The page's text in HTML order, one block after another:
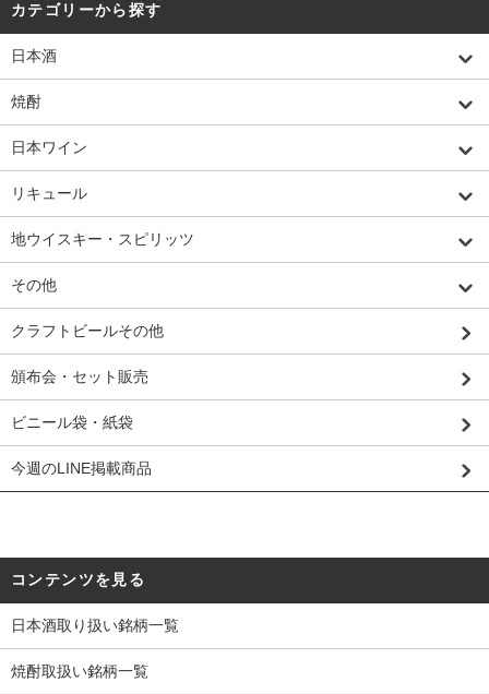
カテゴリーから探す
日本酒
焼酎
日本ワイン
リキュール
地ウイスキー・スピリッツ
その他
クラフトビールその他
頒布会・セット販売
ビニール袋・紙袋
今週のLINE掲載商品
コンテンツを見る
日本酒取り扱い銘柄一覧
焼酎取扱い銘柄一覧